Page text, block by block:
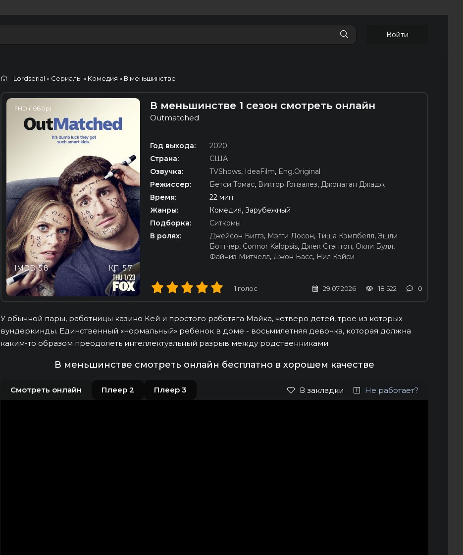
Войти
Lordserial » Сериалы » Комедия » В меньшинстве
FHD (1080p)
КП: 5.7
IMDB: 5.8
В меньшинстве 1 сезон смотреть онлайн
Outmatched
Год выхода:
2020
Страна:
США
Озвучка:
TVShows, IdeaFilm, Eng.Original
Режиссер:
Бетси Томас, Виктор Гонзалез, Джонатан Джадж
Время:
22 мин
Жанры:
Комедия, Зарубежный
Подборка:
Ситкомы
В ролях:
Джейсон Биггз, Мэгги Лосон, Тиша Кэмпбелл, Эшли
Боттчер, Connor Kalopsis, Джек Стэнтон, Окли Булл,
Файниз Митчелл, Джон Басс, Нил Кэйси
1 голос 29.07.2026 18 522 0
У обычной пары, работницы казино Кей и простого работяга Майка, четверо детей, трое из которых
вундеркинды. Единственный «нормальный» ребенок в доме - восьмилетняя девочка, которая должна
каким-то образом преодолеть интеллектуальный разрыв между родственниками.
В меньшинстве смотреть онлайн бесплатно в хорошем качестве
Смотреть онлайн Плеер 2 Плеер 3 В закладки Не работает?